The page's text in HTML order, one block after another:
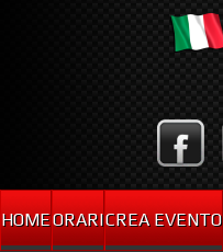
HOMEORARICREA EVENTO